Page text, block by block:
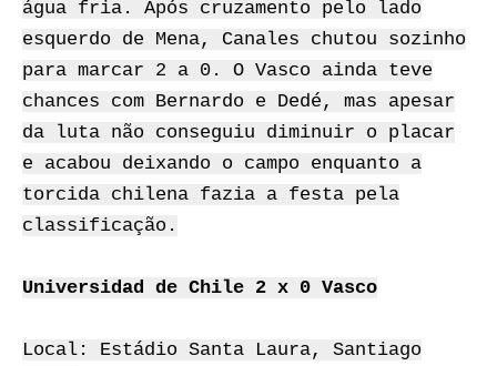
água fria. Após cruzamento pelo lado
esquerdo de Mena, Canales chutou sozinho
para marcar 2 a 0. O Vasco ainda teve
chances com Bernardo e Dedé, mas apesar
da luta não conseguiu diminuir o placar
e acabou deixando o campo enquanto a
torcida chilena fazia a festa pela
classificação.
Universidad de Chile 2 x 0 Vasco
Local: Estádio Santa Laura, Santiago